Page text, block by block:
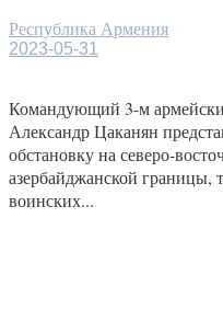
Республика Армения
2023-05-31
Командующий 3-м
Александр Цаканян
обстановку на северо-
азербайджанской границы,
воинских...